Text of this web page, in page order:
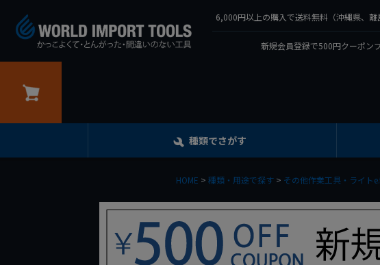
6,000円以上の購入で送料無料（沖縄県、離
新規会員登録で500円クーポン
種類でさがす
HOME 種類・用途で探す その他作業工具・ライト